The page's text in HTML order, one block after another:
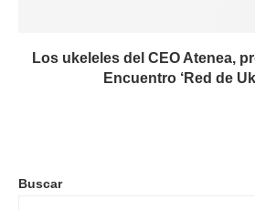
Los ukeleles del CEO Atenea,
Encuentro ‘Red de
Buscar